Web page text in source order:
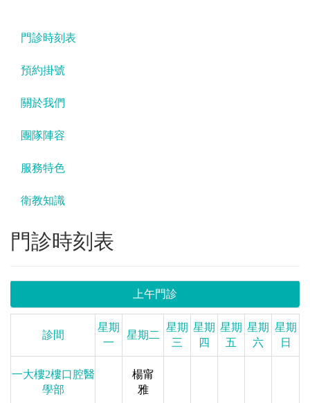
門診時刻表
預約掛號
關於我們
團隊陣容
服務特色
衛教知識
門診時刻表
上午門診
診間
星期
一
星期二
星期
三
星期
四
星期
五
星期
六
星期
日
一大樓2樓口腔醫
學部
楊甯
雅